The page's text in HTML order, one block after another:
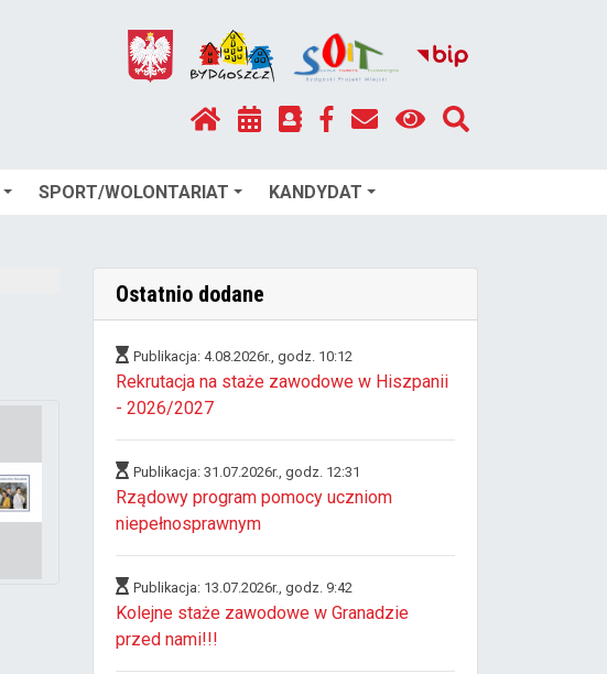
SPORT/WOLONTARIAT KANDYDAT
Ostatnio dodane
Publikacja: 4.08.2026r., godz. 10:12
Rekrutacja na staże zawodowe w Hiszpanii
- 2026/2027
Publikacja: 31.07.2026r., godz. 12:31
Rządowy program pomocy uczniom
niepełnosprawnym
Publikacja: 13.07.2026r., godz. 9:42
Kolejne staże zawodowe w Granadzie
przed nami!!!